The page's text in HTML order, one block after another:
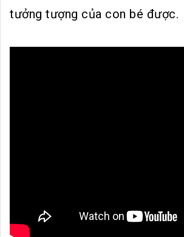
tưởng tượng của con bé được.